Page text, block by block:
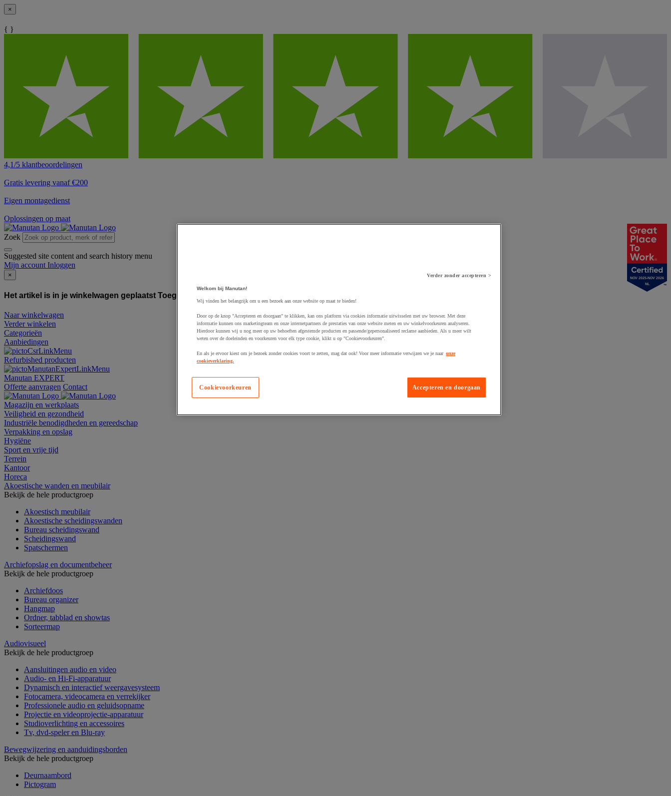
×
{ }
4,1/5 klantbeoordelingen
Gratis levering vanaf €200
Eigen montagedienst
Oplossingen op maat
Zoek
Suggested site content and search history menu
Mijn account Inloggen
×
Het artikel is in je winkelwagen geplaatst Toegevoegd aan winkelwagen
Naar winkelwagen
Verder winkelen
Categorieën
Aanbiedingen
Refurbished producten
Manutan EXPERT
Offerte aanvragen Contact
Magazijn en werkplaats
Veiligheid en gezondheid
Industriële benodigdheden en gereedschap
Verpakking en opslag
Hygiëne
Sport en vrije tijd
Terrein
Kantoor
Horeca
Akoestische wanden en meubilair
Bekijk de hele productgroep
Akoestisch meubilair
Akoestische scheidingswanden
Bureau scheidingswand
Scheidingswand
Spatschermen
Archiefopslag en documentbeheer
Bekijk de hele productgroep
Archiefdoos
Bureau organizer
Hangmap
Ordner, tabblad en showtas
Sorteermap
Audiovisueel
Bekijk de hele productgroep
Aansluitingen audio en video
Audio- en Hi-Fi-apparatuur
Dynamisch en interactief weergavesysteem
Fotocamera, videocamera en verrekijker
Professionele audio en geluidsopname
Projectie en videoprojectie-apparatuur
Studioverlichting en accessoires
Tv, dvd-speler en Blu-ray
Bewegwijzering en aanduidingsborden
Bekijk de hele productgroep
Deurnaambord
Pictogram
NOV 2025-NOV 2026
NL
Verder zonder accepteren >
Welkom bij Manutan!
Wij vinden het belangrijk om u een bezoek aan onze website op maat te bieden!
Door op de knop "Accepteren en doorgaan" te klikken, kan ons platform via cookies informatie uitwisselen met uw browser. Met deze
informatie kunnen ons marketingteam en onze internetpartners de prestaties van onze website meten en uw winkelvoorkeuren analyseren.
Hierdoor kunnen wij u nog meer op uw behoeften afgestemde producten en passende/gepersonaliseerd reclame aanbieden. Als u meer wilt
weten over de doeleinden en voorkeuren voor elk type cookie, klikt u op "Cookievoorkeuren".
En als je ervoor kiest om je bezoek zonder cookies voort te zetten, mag dat ook! Voor meer informatie verwijzen we je naar onze
cookieverklaring.
Accepteren en doorgaan
Cookievoorkeuren